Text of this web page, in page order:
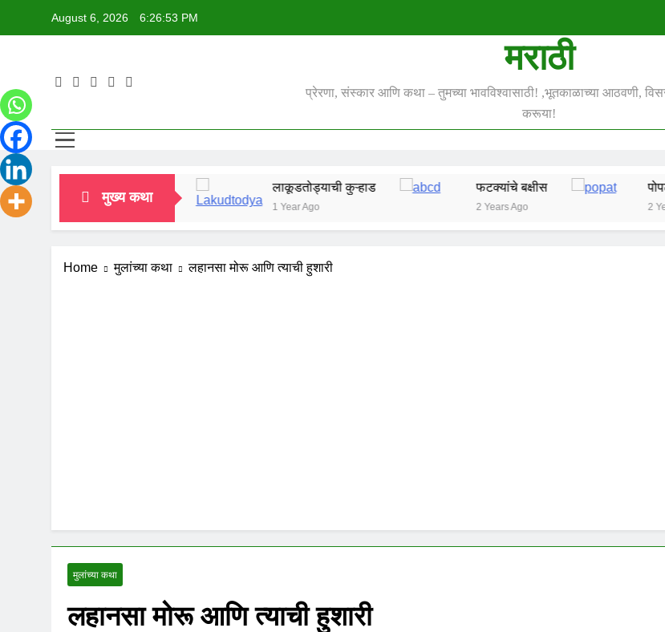
August 6, 2026 6:26:54 PM
मराठी
प्रेरणा, संस्कार आणि कथा – तुमच्या भावविश्वासाठी! ,भूतकाळाच्या आठवणी,
करूया!
मुख्य कथा
अकबर बिरबलाची पहिली भेट.
1 Year Ago
लाकूडतोड्याची कुऱ्हाड
1 Year Ago
फटक्यांचे बक्षीस
2 Years Ago
पोपटाचे
2 Years Ago
Home मुलांच्या कथा लहानसा मोरू आणि त्याची हुशारी
मुलांच्या कथा
लहानसा मोरू आणि त्याची हुशारी